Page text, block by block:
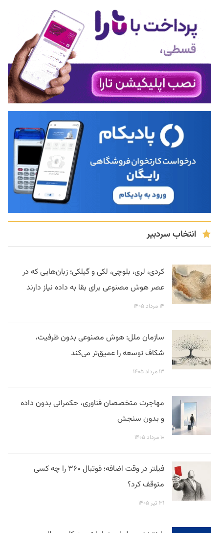
انتخاب سردبیر
کردی، لری، بلوچی، لکی و گیلکی؛ زبان‌هایی که در
عصر هوش مصنوعی برای بقا به داده نیاز دارند
۱۴ مرداد ۱۴۰۵
سازمان ملل: هوش مصنوعی بدون ظرفیت،
شکاف توسعه را عمیق‌تر می‌کند
۱۳ مرداد ۱۴۰۵
مهاجرت متخصصان فناوری، حکمرانی بدون داده
و بدون سنجش
۱۰ مرداد ۱۴۰۵
فیلتر در وقت اضافه؛ فوتبال ۳۶۰ را چه کسی
متوقف کرد؟
۳۱ تیر ۱۴۰۵